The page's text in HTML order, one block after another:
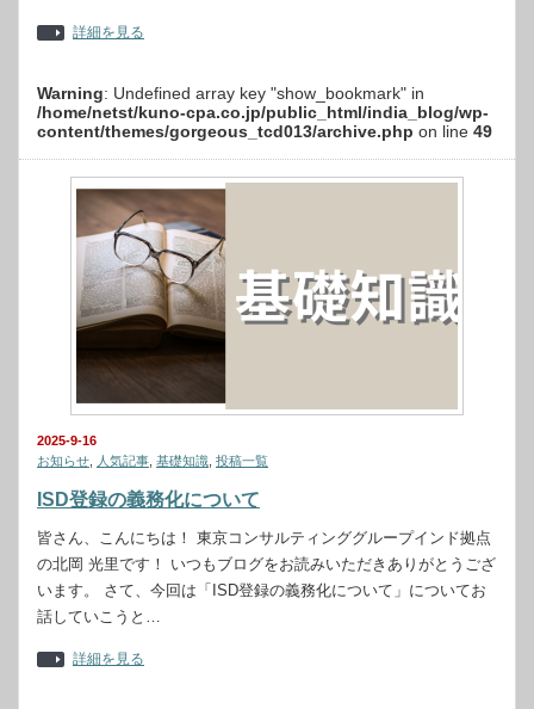
詳細を見る
Warning: Undefined array key "show_bookmark" in
/home/netst/kuno-cpa.co.jp/public_html/india_blog/wp-
content/themes/gorgeous_tcd013/archive.php on line 49
2025-9-16
お知らせ
人気記事 基礎知識 投稿一覧
ISD登録の義務化について
皆さん、こんにちは！ 東京コンサルティンググループインド拠点
の北岡 光里です！ いつもブログをお読みいただきありがとうござ
います。 さて、今回は「ISD登録の義務化について」についてお
話していこうと…
詳細を見る